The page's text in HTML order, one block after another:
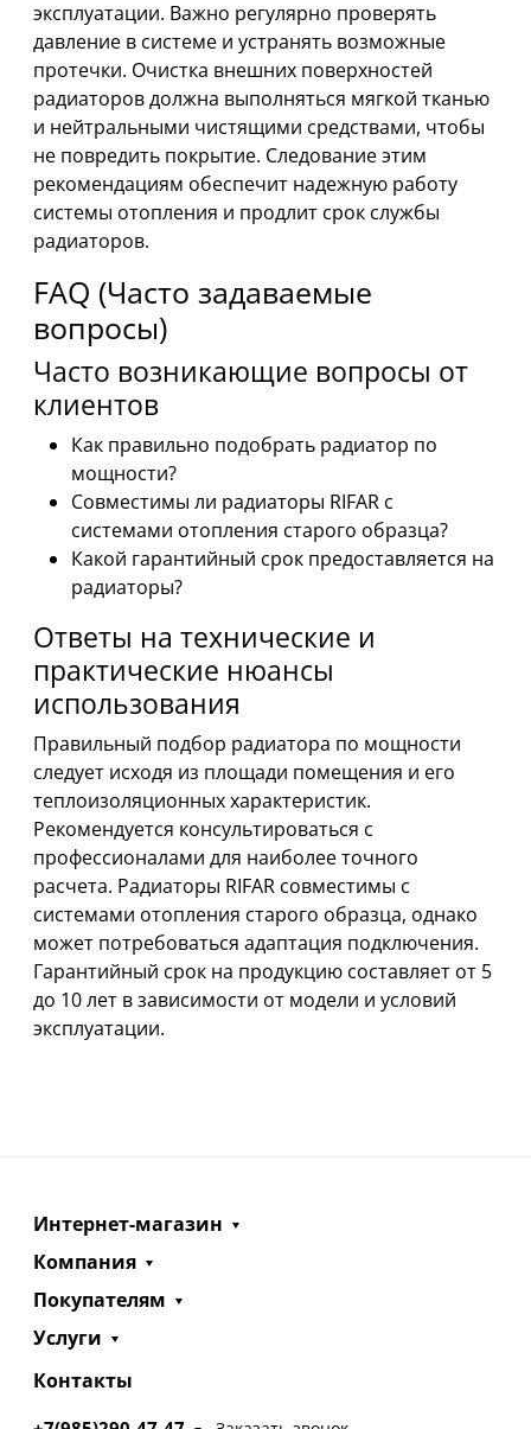
эксплуатации. Важно регулярно проверять
давление в системе и устранять возможные
протечки. Очистка внешних поверхностей
радиаторов должна выполняться мягкой тканью
и нейтральными чистящими средствами, чтобы
не повредить покрытие. Следование этим
рекомендациям обеспечит надежную работу
системы отопления и продлит срок службы
радиаторов.
FAQ (Часто задаваемые
вопросы)
Часто возникающие вопросы от
клиентов
Как правильно подобрать радиатор по
мощности?
Совместимы ли радиаторы RIFAR с
системами отопления старого образца?
Какой гарантийный срок предоставляется на
радиаторы?
Ответы на технические и
практические нюансы
использования
Правильный подбор радиатора по мощности
следует исходя из площади помещения и его
теплоизоляционных характеристик.
Рекомендуется консультироваться с
профессионалами для наиболее точного
расчета. Радиаторы RIFAR совместимы с
системами отопления старого образца, однако
может потребоваться адаптация подключения.
Гарантийный срок на продукцию составляет от 5
до 10 лет в зависимости от модели и условий
эксплуатации.
Интернет-магазин
Компания
Покупателям
Услуги
Контакты